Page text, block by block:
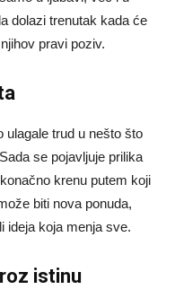
dolazi trenutak kada će
pravi poziv.
ulagale trud u nešto što
se pojavljuje prilika
krenu putem koji
biti nova ponuda,
ideja koja menja sve.
istinu